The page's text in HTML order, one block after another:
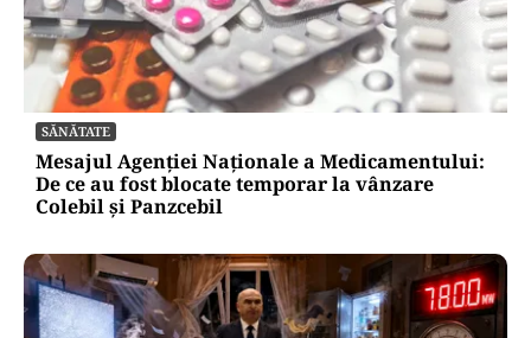
SĂNĂTATE
Mesajul Agenției Naționale a Medicamentului:
De ce au fost blocate temporar la vânzare
Colebil și Panzcebil